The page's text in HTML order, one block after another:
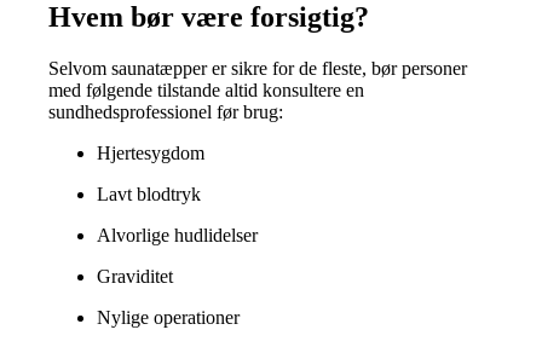
Hvem bør være forsigtig?
Selvom saunatæpper er sikre for de fleste, bør personer
med følgende tilstande altid konsultere en
sundhedsprofessionel før brug:
Hjertesygdom
Lavt blodtryk
Alvorlige hudlidelser
Graviditet
Nylige operationer